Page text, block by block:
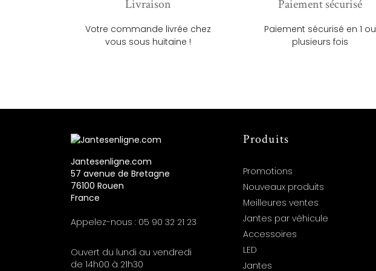
Livraison
Votre commande livrée chez
vous sous huitaine !
Paiement sécurisé
Paiement sécurisé en 1 ou
plusieurs fois
Jantesenligne.com
57 avenue de Bretagne
76100 Rouen
France
Appelez-nous : 05 90 32 21 23
Ouvert du lundi au vendredi
de 14h00 à 21h30
Produits
Promotions
Nouveaux produits
Meilleures ventes
Jantes par véhicule
Accessoires
LED
Jantes